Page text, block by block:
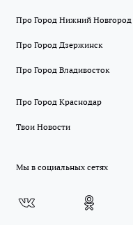
Про Город Нижний Новгород
Про Город Дзержинск
Про Город Владивосток
Про Город Краснодар
Твои Новости
Мы в социальных сетях